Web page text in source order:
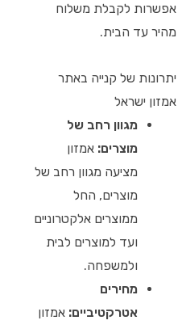
אפשרות לקבלת משלוח
מהיר עד הבית.
יתרונות של קנייה באתר
אמזון ישראל
מגוון רחב של
מוצרים: אמזון
מציעה מגוון רחב של
מוצרים, החל
ממוצרים אלקטרוניים
ועד למוצרים לבית
ולמשפחה.
מחירים
אטרקטיביים: אמזון